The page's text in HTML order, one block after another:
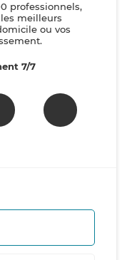
professionnels,
meilleurs
ou vos
7/7